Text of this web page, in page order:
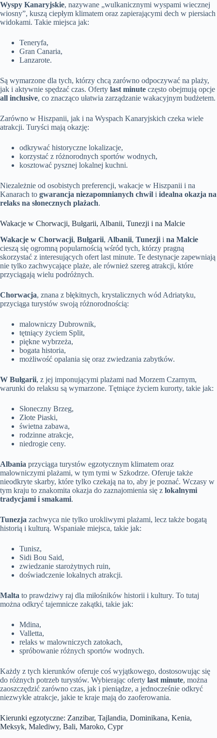
Wyspy Kanaryjskie, nazywane „wulkanicznymi wyspami wiecznej
wiosny”, kuszą ciepłym klimatem oraz zapierającymi dech w piersiach
widokami. Takie miejsca jak:
Teneryfa,
Gran Canaria,
Lanzarote.
Są wymarzone dla tych, którzy chcą zarówno odpoczywać na plaży,
jak i aktywnie spędzać czas. Oferty last minute często obejmują opcje
all inclusive, co znacząco ułatwia zarządzanie wakacyjnym budżetem.
Zarówno w Hiszpanii, jak i na Wyspach Kanaryjskich czeka wiele
atrakcji. Turyści mają okazję:
odkrywać historyczne lokalizacje,
korzystać z różnorodnych sportów wodnych,
kosztować pysznej lokalnej kuchni.
Niezależnie od osobistych preferencji, wakacje w Hiszpanii i na
Kanarach to gwarancja niezapomnianych chwil i idealna okazja na
relaks na słonecznych plażach.
Wakacje w Chorwacji, Bułgarii, Albanii, Tunezji i na Malcie
Wakacje w Chorwacji, Bułgarii, Albanii, Tunezji i na Malcie
cieszą się ogromną popularnością wśród tych, którzy pragną
skorzystać z interesujących ofert last minute. Te destynacje zapewniają
nie tylko zachwycające plaże, ale również szereg atrakcji, które
przyciągają wielu podróżnych.
Chorwacja, znana z błękitnych, krystalicznych wód Adriatyku,
przyciąga turystów swoją różnorodnością:
malowniczy Dubrownik,
tętniący życiem Split,
piękne wybrzeża,
bogata historia,
możliwość opalania się oraz zwiedzania zabytków.
W Bułgarii, z jej imponującymi plażami nad Morzem Czarnym,
warunki do relaksu są wymarzone. Tętniące życiem kurorty, takie jak:
Słoneczny Brzeg,
Złote Piaski,
świetna zabawa,
rodzinne atrakcje,
niedrogie ceny.
Albania przyciąga turystów egzotycznym klimatem oraz
malowniczymi plażami, w tym tymi w Szkodrze. Oferuje także
nieodkryte skarby, które tylko czekają na to, aby je poznać. Wczasy w
tym kraju to znakomita okazja do zaznajomienia się z lokalnymi
tradycjami i smakami.
Tunezja zachwyca nie tylko urokliwymi plażami, lecz także bogatą
historią i kulturą. Wspaniałe miejsca, takie jak:
Tunisz,
Sidi Bou Said,
zwiedzanie starożytnych ruin,
doświadczenie lokalnych atrakcji.
Malta to prawdziwy raj dla miłośników historii i kultury. To tutaj
można odkryć tajemnicze zakątki, takie jak:
Mdina,
Valletta,
relaks w malowniczych zatokach,
spróbowanie różnych sportów wodnych.
Każdy z tych kierunków oferuje coś wyjątkowego, dostosowując się
do różnych potrzeb turystów. Wybierając oferty last minute, można
zaoszczędzić zarówno czas, jak i pieniądze, a jednocześnie odkryć
niezwykłe atrakcje, jakie te kraje mają do zaoferowania.
Kierunki egzotyczne: Zanzibar, Tajlandia, Dominikana, Kenia,
Meksyk, Malediwy, Bali, Maroko, Cypr